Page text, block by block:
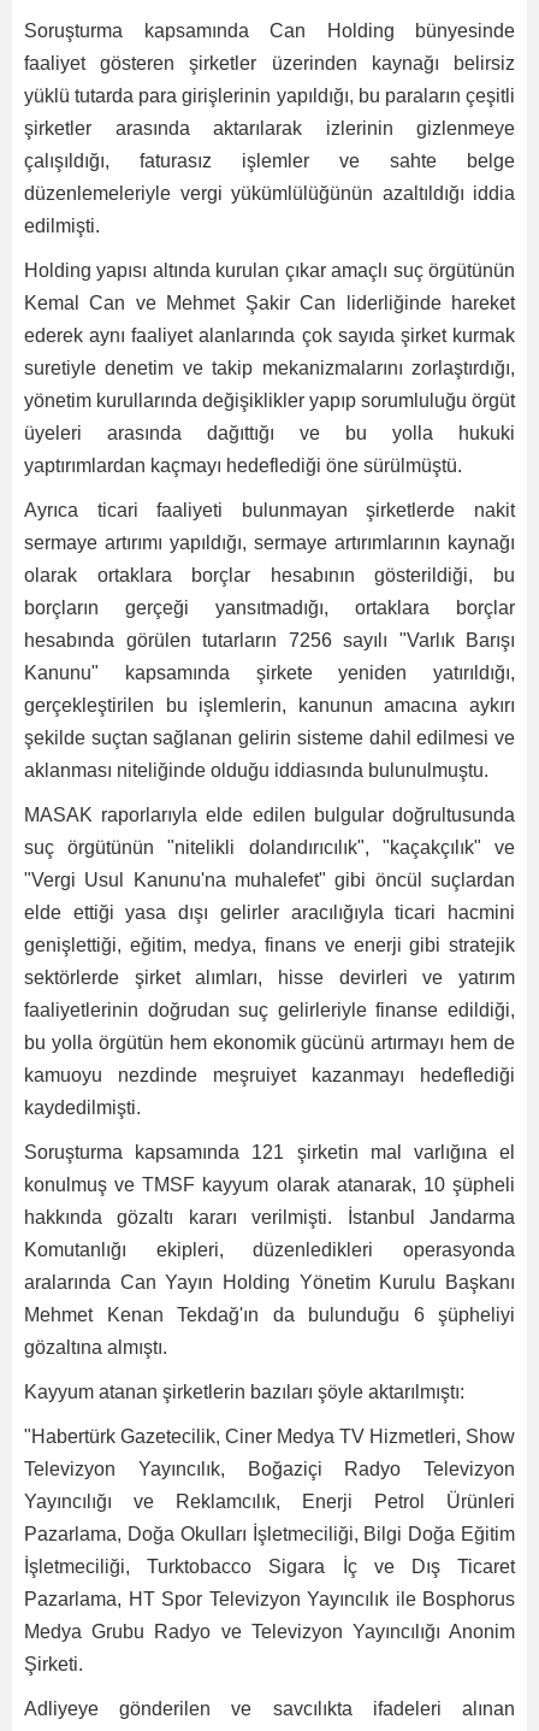
Soruşturma kapsamında Can Holding bünyesinde
faaliyet gösteren şirketler üzerinden kaynağı belirsiz
yüklü tutarda para girişlerinin yapıldığı, bu paraların çeşitli
şirketler arasında aktarılarak izlerinin gizlenmeye
çalışıldığı, faturasız işlemler ve sahte belge
düzenlemeleriyle vergi yükümlülüğünün azaltıldığı iddia
edilmişti.
Holding yapısı altında kurulan çıkar amaçlı suç örgütünün
Kemal Can ve Mehmet Şakir Can liderliğinde hareket
ederek aynı faaliyet alanlarında çok sayıda şirket kurmak
suretiyle denetim ve takip mekanizmalarını zorlaştırdığı,
yönetim kurullarında değişiklikler yapıp sorumluluğu örgüt
üyeleri arasında dağıttığı ve bu yolla hukuki
yaptırımlardan kaçmayı hedeflediği öne sürülmüştü.
Ayrıca ticari faaliyeti bulunmayan şirketlerde nakit
sermaye artırımı yapıldığı, sermaye artırımlarının kaynağı
olarak ortaklara borçlar hesabının gösterildiği, bu
borçların gerçeği yansıtmadığı, ortaklara borçlar
hesabında görülen tutarların 7256 sayılı "Varlık Barışı
Kanunu" kapsamında şirkete yeniden yatırıldığı,
gerçekleştirilen bu işlemlerin, kanunun amacına aykırı
şekilde suçtan sağlanan gelirin sisteme dahil edilmesi ve
aklanması niteliğinde olduğu iddiasında bulunulmuştu.
MASAK raporlarıyla elde edilen bulgular doğrultusunda
suç örgütünün "nitelikli dolandırıcılık", "kaçakçılık" ve
"Vergi Usul Kanunu'na muhalefet" gibi öncül suçlardan
elde ettiği yasa dışı gelirler aracılığıyla ticari hacmini
genişlettiği, eğitim, medya, finans ve enerji gibi stratejik
sektörlerde şirket alımları, hisse devirleri ve yatırım
faaliyetlerinin doğrudan suç gelirleriyle finanse edildiği,
bu yolla örgütün hem ekonomik gücünü artırmayı hem de
kamuoyu nezdinde meşruiyet kazanmayı hedeflediği
kaydedilmişti.
Soruşturma kapsamında 121 şirketin mal varlığına el
konulmuş ve TMSF kayyum olarak atanarak, 10 şüpheli
hakkında gözaltı kararı verilmişti. İstanbul Jandarma
Komutanlığı ekipleri, düzenledikleri operasyonda
aralarında Can Yayın Holding Yönetim Kurulu Başkanı
Mehmet Kenan Tekdağ'ın da bulunduğu 6 şüpheliyi
gözaltına almıştı.
Kayyum atanan şirketlerin bazıları şöyle aktarılmıştı:
"Habertürk Gazetecilik, Ciner Medya TV Hizmetleri, Show
Televizyon Yayıncılık, Boğaziçi Radyo Televizyon
Yayıncılığı ve Reklamcılık, Enerji Petrol Ürünleri
Pazarlama, Doğa Okulları İşletmeciliği, Bilgi Doğa Eğitim
İşletmeciliği, Turktobacco Sigara İç ve Dış Ticaret
Pazarlama, HT Spor Televizyon Yayıncılık ile Bosphorus
Medya Grubu Radyo ve Televizyon Yayıncılığı Anonim
Şirketi.
Adliyeye gönderilen ve savcılıkta ifadeleri alınan